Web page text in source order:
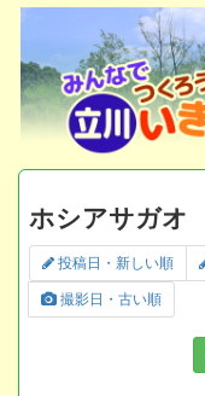
ホシアサガオ
投稿日・新しい順
撮影日・古い順